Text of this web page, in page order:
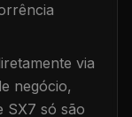
via
negócio,
SX7 só são